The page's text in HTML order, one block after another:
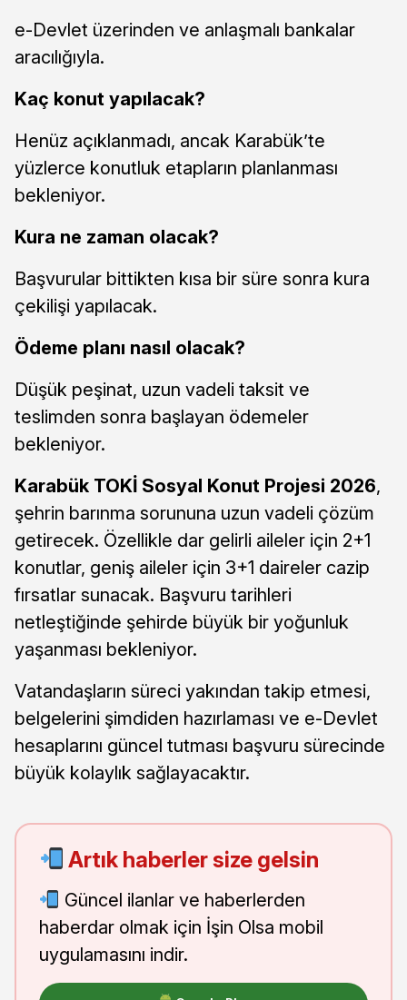
e-Devlet üzerinden ve anlaşmalı bankalar
aracılığıyla.
Kaç konut yapılacak?
Henüz açıklanmadı, ancak Karabük’te
yüzlerce konutluk etapların planlanması
bekleniyor.
Kura ne zaman olacak?
Başvurular bittikten kısa bir süre sonra kura
çekilişi yapılacak.
Ödeme planı nasıl olacak?
Düşük peşinat, uzun vadeli taksit ve
teslimden sonra başlayan ödemeler
bekleniyor.
Karabük TOKİ Sosyal Konut Projesi 2026,
şehrin barınma sorununa uzun vadeli çözüm
getirecek. Özellikle dar gelirli aileler için 2+1
konutlar, geniş aileler için 3+1 daireler cazip
fırsatlar sunacak. Başvuru tarihleri
netleştiğinde şehirde büyük bir yoğunluk
yaşanması bekleniyor.
Vatandaşların süreci yakından takip etmesi,
belgelerini şimdiden hazırlaması ve e-Devlet
hesaplarını güncel tutması başvuru sürecinde
büyük kolaylık sağlayacaktır.
Artık haberler size gelsin
Güncel ilanlar ve haberlerden
haberdar olmak için İşin Olsa mobil
uygulamasını indir.